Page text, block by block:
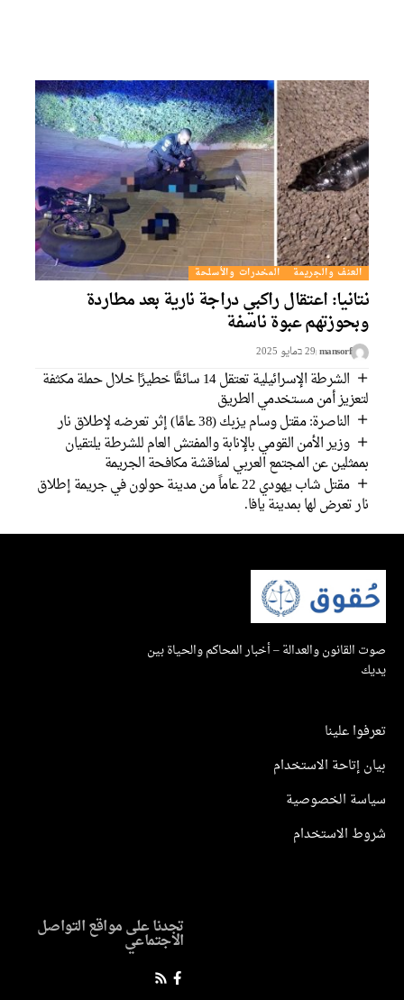
العنف والجريمة المخدرات والأسلحة
نتانيا: اعتقال راكبي دراجة نارية بعد مطاردة
وبحوزتهم عبوة ناسفة
mansorf 29 בمايو 2025
الشرطة الإسرائيلية تعتقل 14 سائقًا خطيرًا خلال حملة مكثفة
لتعزيز أمن مستخدمي الطريق
الناصرة: مقتل وسام يزبك (38 عامًا) إثر تعرضه لإطلاق نار
وزير الأمن القومي بالإنابة والمفتش العام للشرطة يلتقيان
بممثلين عن المجتمع العربي لمناقشة مكافحة الجريمة
مقتل شاب يهودي 22 عاماً من مدينة حولون في جريمة إطلاق
نار تعرض لها بمدينة يافا.
صوت القانون والعدالة – أخبار المحاكم والحياة بين
يديك
تعرفوا علينا
بيان إتاحة الاستخدام
سياسة الخصوصية
شروط الاستخدام
تجدنا على مواقع التواصل
الاجتماعي